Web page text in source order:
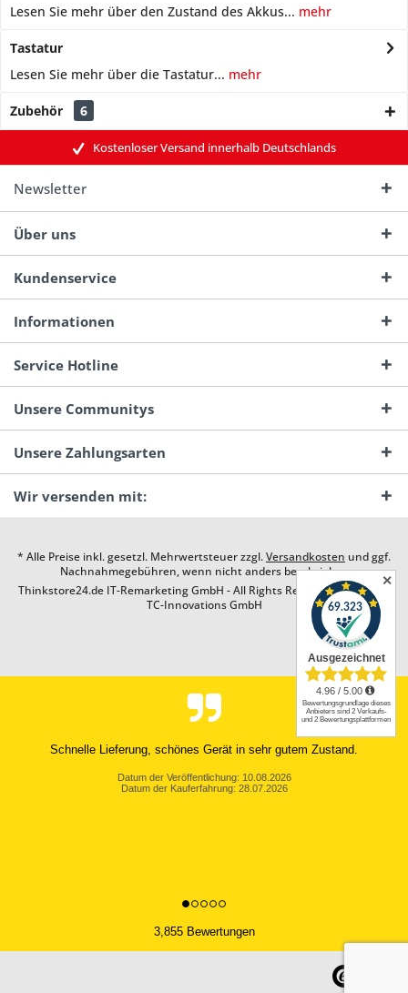
Lesen Sie mehr über den Zustand des Akkus... mehr
Tastatur
Lesen Sie mehr über die Tastatur... mehr
Zubehör 6
Kostenloser Versand innerhalb Deutschlands
Newsletter
Über uns
Kundenservice
Informationen
Service Hotline
Unsere Communitys
Unsere Zahlungsarten
Wir versenden mit:
* Alle Preise inkl. gesetzl. Mehrwertsteuer zzgl.Versandkosten und ggf.
Nachnahmegebühren, wenn nicht anders beschrieben
Thinkstore24.de IT-Remarketing GmbH - All Rights Reserved. Design by
TC-Innovations GmbH
Schnelle Lieferung, schönes Gerät in sehr gutem Zustand.
Datum der Veröffentlichung: 10.08.2026
Datum der Kauferfahrung: 28.07.2026
3,855 Bewertungen
✕